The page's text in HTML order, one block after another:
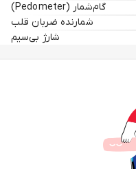
گام‌شمار (Pedometer)
شمارنده ضربان قلب
شارژ بی‌سیم